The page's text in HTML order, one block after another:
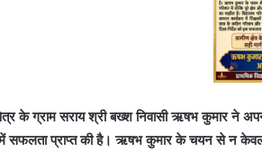
के ग्राम सराय श्री बख्श निवासी ऋषभ कुमार ने
में सफलता प्राप्त की है। ऋषभ कुमार के चयन से न केवल